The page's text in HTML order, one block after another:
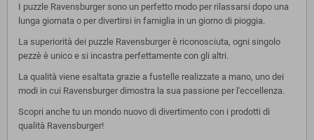
I puzzle Ravensburger sono un perfetto modo per rilassarsi dopo una
lunga giornata o per divertirsi in famiglia in un giorno di pioggia.
La superiorità dei puzzle Ravensburger è riconosciuta, ogni singolo
pezzè è unico e si incastra perfettamente con gli altri.
La qualità viene esaltata grazie a fustelle realizzate a mano, uno dei
modi in cui Ravensburger dimostra la sua passione per l'eccellenza.
Scopri anche tu un mondo nuovo di divertimento con i prodotti di
qualità Ravensburger!